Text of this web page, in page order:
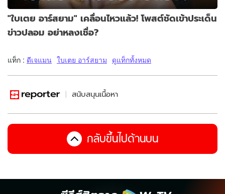
"ใบเตย อาร์สยาม" เคลื่อนไหวแล้ว! โพสต์ชัดเข้าประเด็น
ข่าวปลอม อย่าหลงเชื่อ?
แท็ก : ดีเจแมน ใบเตย อาร์สยาม ดูแท็กทั้งหมด
สนับสนุนเนื้อหา
กลับขึ้นไปด้านบน